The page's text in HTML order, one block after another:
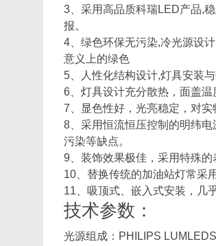
3、采用高品质科瑞LED产品,
报。
4、绿色环保无污染,冷光源设
意义上的绿色
5、人性化结构设计,灯具安装
6、灯具设计充分散热，面盖温
7、显色性好，光亮稳定，对
8、采用恒流恒压控制的明纬
污染等缺点。
9、装饰效果极佳，采用特殊
10、替换传统的加油站灯常采
11、吸顶式、嵌入式安装，几
技术参数：
光源组成：PHILIPS